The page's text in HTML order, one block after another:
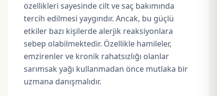
özellikleri sayesinde cilt ve saç bakımında
tercih edilmesi yaygındır. Ancak, bu güçlü
etkiler bazı kişilerde alerjik reaksiyonlara
sebep olabilmektedir. Özellikle hamileler,
emzirenler ve kronik rahatsızlığı olanlar
sarımsak yağı kullanmadan önce mutlaka bir
uzmana danışmalıdır.